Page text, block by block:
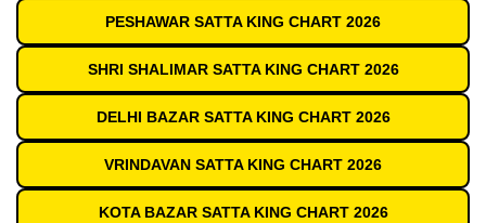
PESHAWAR SATTA KING CHART 2026
SHRI SHALIMAR SATTA KING CHART 2026
DELHI BAZAR SATTA KING CHART 2026
VRINDAVAN SATTA KING CHART 2026
KOTA BAZAR SATTA KING CHART 2026